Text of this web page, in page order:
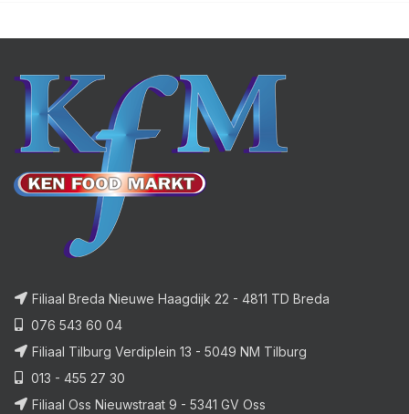
Filiaal Breda Nieuwe Haagdijk 22 - 4811 TD Breda
076 543 60 04
Filiaal Tilburg Verdiplein 13 - 5049 NM Tilburg
013 - 455 27 30
Filiaal Oss Nieuwstraat 9 - 5341 GV Oss